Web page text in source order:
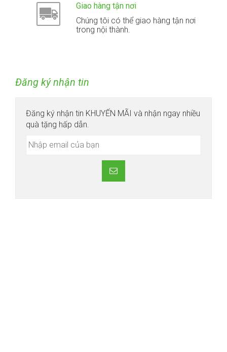
Giao hàng tận nơi
Chúng tôi có thể giao hàng tận nơi
trong nội thành.
Đăng ký nhận tin
Đăng ký nhận tin KHUYẾN MÃI và nhận ngay nhiều
quà tặng hấp dẫn.